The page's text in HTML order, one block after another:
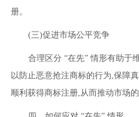
册。
(三)促进市场公平竞争
合理区分 “在先” 情形有助于
以防止恶意抢注商标的行为,保障
顺利获得商标注册,从而推动市场的